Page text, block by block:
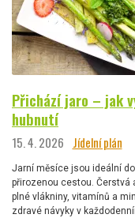
Přichází jaro – jak
hubnutí
15. 4. 2026 Jídelní plán
Jarní měsíce jsou ideální
přirozenou cestou. Čerstvá
plné vlákniny, vitamínů a
zdravé návyky v